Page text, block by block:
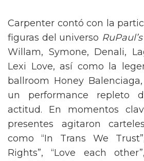
Carpenter contó con la
figuras del universo
Willam, Symone, Denali,
Lexi Love, así como la
ballroom Honey
un performance repleto
actitud. En momentos
presentes agitaron
como “In Trans We
Rights”, “Love each